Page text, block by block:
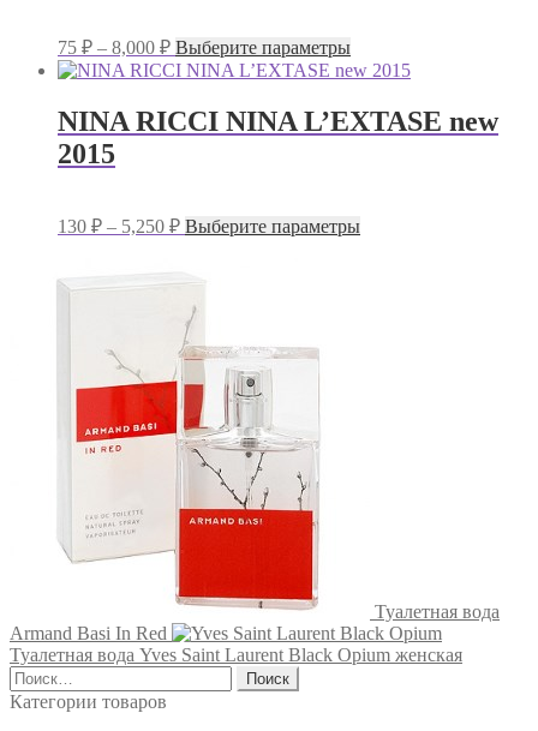
странице
товара.
75 ₽ – 8,000 ₽Диапазон
цен:
–
8,000 ₽
Выберите параметрыЭтот
товар
имеет
несколько
вариаций.
странице
NINA RICCI NINA L’EXTASE new
2015
130 ₽ – 5,250 ₽Диапазон
5,250 ₽
Выберите параметрыЭтот
Туалетная вода
Armand Basi In Red
Туалетная вода Yves Saint Laurent Black Opium женская
Найти:
Категории товаров